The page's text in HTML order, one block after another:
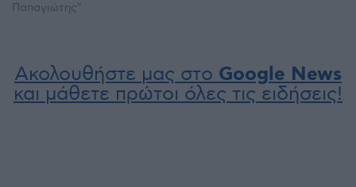
Παπαγιώτης"
Ακολουθήστε μας στο Google News
και μάθετε πρώτοι όλες τις ειδήσεις!